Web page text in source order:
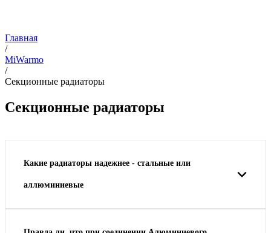
Главная
/
MiWarmo
/
Секционные радиаторы
Секционные радиаторы
Какие радиаторы надежнее - стальные или
аллюминиевые